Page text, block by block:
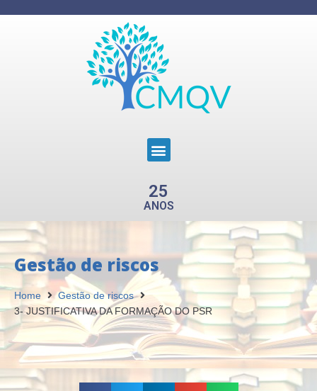
25
ANOS
Gestão de riscos
Home
Gestão de riscos
3- JUSTIFICATIVA DA FORMAÇÃO DO PSR